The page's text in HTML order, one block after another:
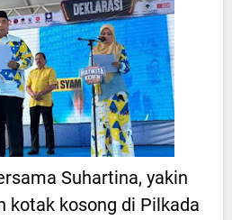
Suhartina, yakin
kotak kosong di Pilkada